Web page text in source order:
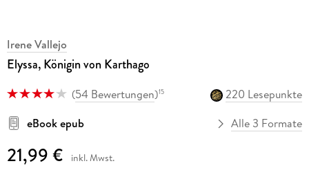
Irene Vallejo
Elyssa, Königin von Karthago
(54 Bewertungen)15
220 Lesepunkte
eBook epub
Alle 3 Formate
21,99 € inkl. Mwst.